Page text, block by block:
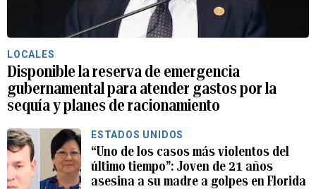
LOCALES
Disponible la reserva de emergencia
gubernamental para atender gastos por la
sequía y planes de racionamiento
ESTADOS UNIDOS
“Uno de los casos más violentos del
último tiempo”: Joven de 21 años
asesina a su madre a golpes en Florida